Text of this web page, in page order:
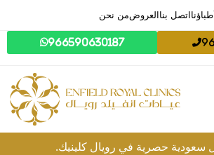
من نحنالعروض اتصل بنا
966590630187
حصرية في رويال كلينيك.